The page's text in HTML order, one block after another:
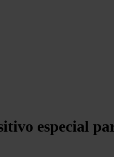
especial